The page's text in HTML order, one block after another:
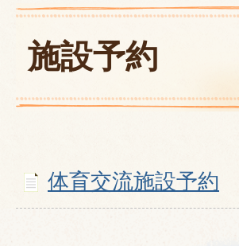
施設予約
体育交流施設予約